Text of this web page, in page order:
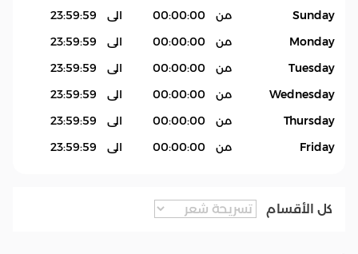
Sunday
من 00:00:00 الى
23:59:59
Monday
من 00:00:00 الى
23:59:59
Tuesday
من 00:00:00 الى
23:59:59
Wednesday
من 00:00:00 الى
23:59:59
Thursday
من 00:00:00 الى
23:59:59
Friday
من 00:00:00 الى 23:59:59
كل الأقسام